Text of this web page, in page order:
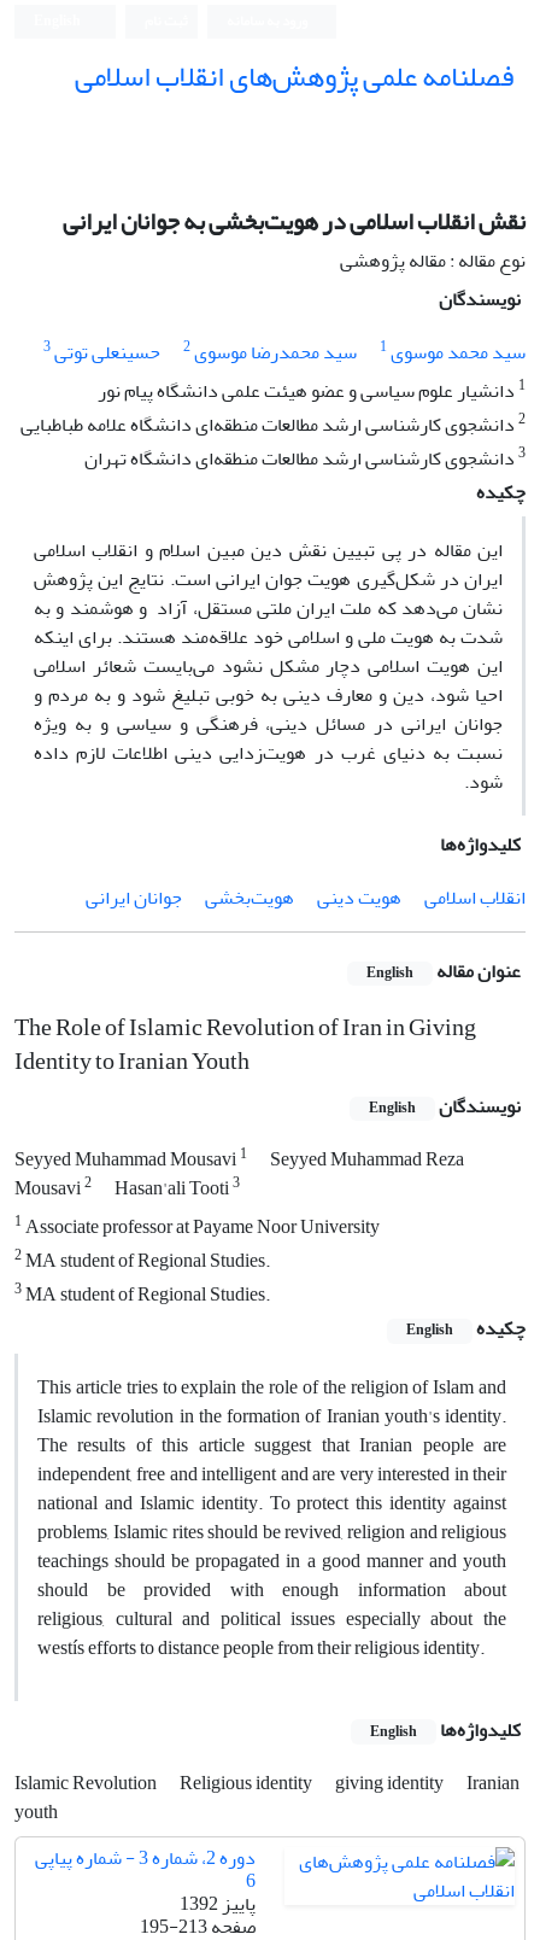
فصلنامه علمی پژوهش‌های انقلاب اسلامی
نقش انقلاب اسلامی در هویت‌بخشی به جوانان ایرانی
نوع مقاله : مقاله پژوهشی
نویسندگان
سید محمد موسوی1 سید محمدرضا موسوی2 حسینعلی توتی3
1 دانشیار علوم سیاسی و عضو هیئت علمی دانشگاه پیام نور
2دانشجوی کارشناسی ارشد مطالعات منطقه‌ای دانشگاه علامه طباطبایی
3دانشجوی کارشناسی ارشد مطالعات منطقه‌ای دانشگاه تهران
چکیده
این مقاله در پی تبیین نقش دین مبین اسلام و انقلاب اسلامی
ایران در شکل‌گیری هویت جوان ایرانی است. نتایج این پژوهش
نشان می‌دهد که ملت ایران ملتی مستقل، آزاد و هوشمند و به
شدت به هویت ملی و اسلامی خود علاقه‌مند هستند. برای اینکه
این هویت اسلامی دچار مشکل نشود می‌بایست شعائر اسلامی
احیا شود، دین و معارف دینی به خوبی تبلیغ شود و به مردم و
جوانان ایرانی در مسائل دینی، فرهنگی و سیاسی و به ویژه
نسبت به دنیای غرب در هویت‌زدایی دینی اطلاعات لازم داده
شود.
کلیدواژه‌ها
انقلاب اسلامی
هویت دینی هویت‌بخشی جوانان ایرانی
عنوان مقاله English
The Role of Islamic Revolution of Iran in Giving
Identity to Iranian Youth
نویسندگان English
Seyyed Muhammad Mousavi1
Seyyed Muhammad Reza
Mousavi2 Hasan'ali Tooti3
1Associate professor at Payame Noor University
2MA student of Regional Studies.
3MA student of Regional Studies.
چکیده
English
This article tries to explain the role of the religion of Islam and
Islamic revolution in the formation of Iranian youth's identity.
The results of this article suggest that Iranian people are
independent, free and intelligent and are very interested in their
national and Islamic identity. To protect this identity against
problems, Islamic rites should be revived, religion and religious
teachings should be propagated in a good manner and youth
should be provided with enough information about
religious, cultural and political issues especially about the
westís efforts to distance people from their religious identity.
کلیدواژه‌ها English
Islamic Revolution Religious identity giving identity
Iranian
youth
دوره 2، شماره 3 - شماره پیاپی
6
پاییز 1392
صفحه195-213